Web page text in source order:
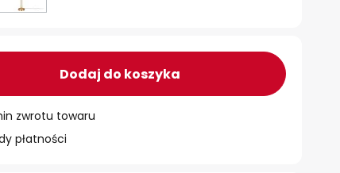
Dodaj do koszyka
zwrotu towaru
płatności